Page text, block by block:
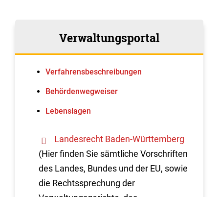
Verwaltungsportal
Verfahrens­beschreibungen
Behördenwegweiser
Lebenslagen
Landesrecht Baden-Württemberg
(Hier finden Sie sämtliche Vorschriften
des Landes, Bundes und der EU, sowie
die Rechtssprechung der